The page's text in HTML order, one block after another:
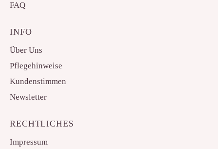
FAQ
INFO
Über Uns
Pflegehinweise
Kundenstimmen
Newsletter
RECHTLICHES
Impressum